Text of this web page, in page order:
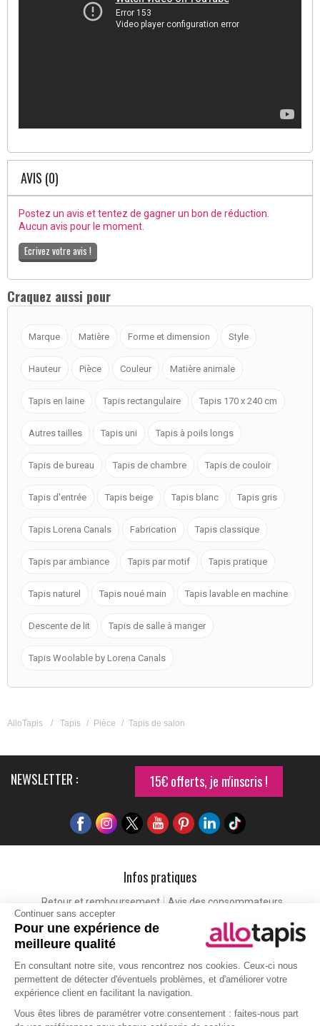
Continuer sans accepter
Pour une expérience de
meilleure qualité
En consultant notre site, vous rencontrez nos cookies. Ceux-ci nous
permettent de détecter d'éventuels problèmes, et d'améliorer votre
expérience client en facilitant la navigation.
Vous êtes libres de paramétrer votre consentement : faites-nous part
AVIS (0)
Postez un avis et tentez de gagner un bon de réduction.
Aucun avis pour le moment.
Ecrivez votre avis !
Craquez aussi pour
Marque Matière Forme et dimension Style
Hauteur Pièce Couleur Matière animale
Tapis en laine Tapis rectangulaire Tapis 170 x 240 cm
Autres tailles Tapis uni Tapis à poils longs
Tapis de bureau Tapis de chambre Tapis de couloir
Tapis d'entrée Tapis beige Tapis blanc Tapis gris
Tapis Lorena Canals Fabrication Tapis classique
Tapis par ambiance Tapis par motif Tapis pratique
Tapis naturel Tapis noué main Tapis lavable en machine
Descente de lit Tapis de salle à manger
Tapis Woolable by Lorena Canals
AlloTapis / Tapis / Pièce / Tapis de salon
NEWSLETTER : 15€ offerts, je m'inscris !
Infos pratiques
Retour et remboursement
Avis des consommateurs
Tapis et paillasson personnalisé
Labels de qualité
Eco-participation
Vos avantages
Aide